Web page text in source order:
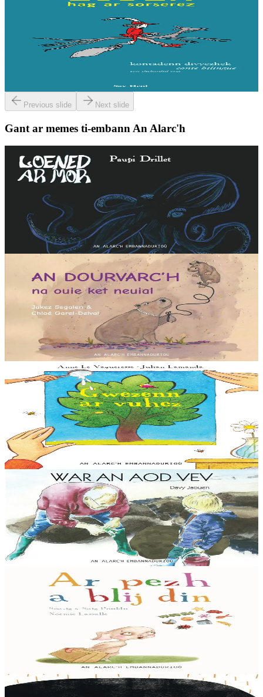
Esben hag ar sorserez
Esben zo ur paotr bihan hag en deus unnek breur bras ha kreñv. Met
n’int ket gwall fin. Alies o devez ezhomm da gaout un tamm sikour
Previous slide Next slide
Gant ar memes ti-embann An Alarc'h
An Alarc'h
Loened ar mor
Loened an douar lakaet keñver-ha-keñver gant loened ar mor : an
touseg hag ar mordouseg ar vran hag ar vorvran ar c'hazh hag ar
morgazh… ha kalz a re all da zizoleiñ !...
14,00 €
4 bloaz hag ouzhpenn
An dourvarc’h na ouie ket neuial
E Bro-Genya e oa ur bagad dourvarc’hed o vevañ sioulik-kaer, hag
o flijadur a oa mont d’ar stêr vras da zistanañ. Met pebezh
souezhadenn pa c’hanas Peskennig :...
12,50 €
4 bloaz hag ouzhpenn
An Alarc'h
Gwezenn ar vuhez
Penaos plantañ ur wezenn ? Eus petra he deus ezhomm ? Bez’ e
c'hellfemp holl plantañ gwez a-enep tommadur an hin ! Ur fablenn
ekologel evit ar vugale adalek 4-5 bloaz....
Er stok6,00 €
5 bloaz hag ouzhpenn
War an aod vev
Bev-buhezek eo an aod pa vez izel ar mor. Deomp da heul Melen
hag e dad-kozh ha diskoachomp teñzorioù an aod vev.
Er stok
3 bloaz hag ouzhpenn
Ar pezh a blij din
Me 'blij din... Ar c'hirri-tan, an trenioù, ar stered, an erc'h, an had, ar
c'hwiled, ar pesked, ar bagoù, an tiez, ar choarielloù. Ul levr hag a
4 bloaz hag ouzhpenn
An Alarc'h